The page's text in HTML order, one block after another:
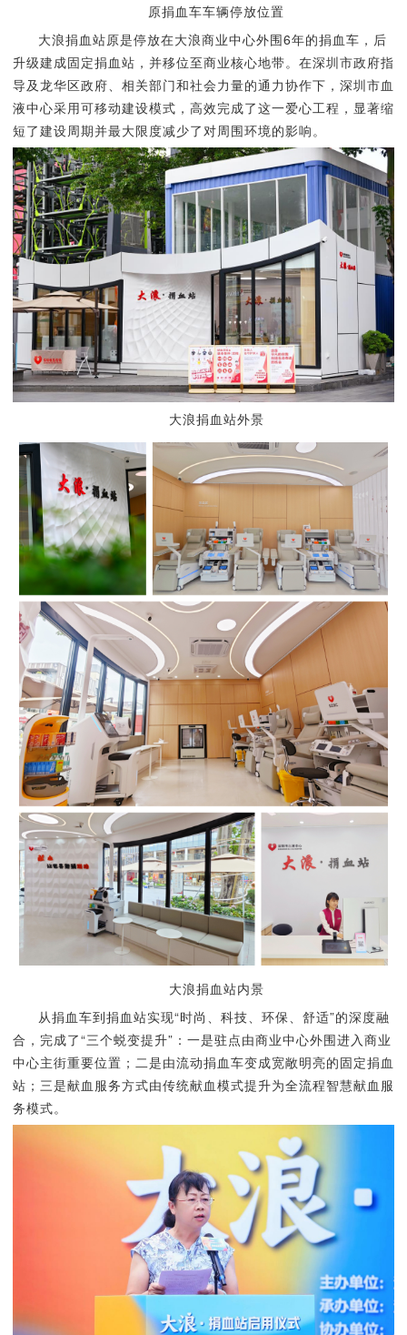
原捐血车车辆停放位置
大浪捐血站原是停放在大浪商业中心外围6年的捐血车，后
升级建成固定捐血站，并移位至商业核心地带。在深圳市政府指
导及龙华区政府、相关部门和社会力量的通力协作下，深圳市血
液中心采用可移动建设模式，高效完成了这一爱心工程，显著缩
短了建设周期并最大限度减少了对周围环境的影响。
大浪捐血站外景
大浪捐血站内景
从捐血车到捐血站实现“时尚、科技、环保、舒适”的深度融
合，完成了“三个蜕变提升”：一是驻点由商业中心外围进入商业
中心主街重要位置；二是由流动捐血车变成宽敞明亮的固定捐血
站；三是献血服务方式由传统献血模式提升为全流程智慧献血服
务模式。